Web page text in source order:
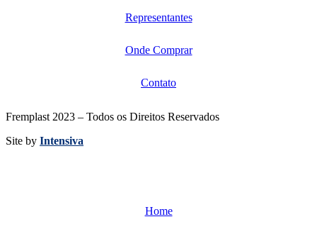
Representantes
Onde Comprar
Contato
Fremplast 2023 – Todos os Direitos Reservados
Site by Intensiva
Home